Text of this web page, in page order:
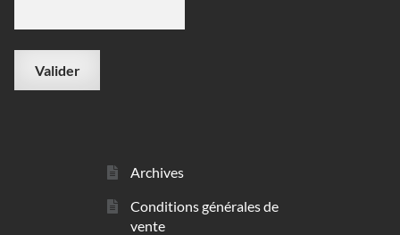
Archives
Conditions générales de
vente